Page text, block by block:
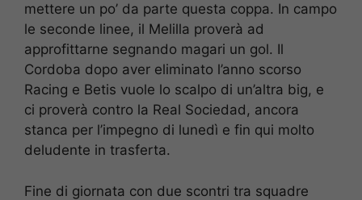
mettere un po’ da parte questa coppa. In campo
le seconde linee, il Melilla proverà ad
approfittarne segnando magari un gol. Il
Cordoba dopo aver eliminato l’anno scorso
Racing e Betis vuole lo scalpo di un’altra big, e
ci proverà contro la Real Sociedad, ancora
stanca per l’impegno di lunedì e fin qui molto
deludente in trasferta.
Fine di giornata con due scontri tra squadre